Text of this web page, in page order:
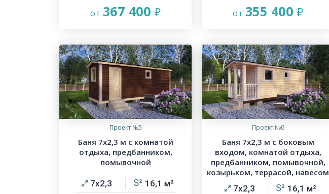
367 400 355 400
Проект №5
Баня 7х2,3 м с комнатой
отдыха, предбанником,
помывочной
7х2,3 16,1
Проект №6
Баня 7х2,3 м с боковым
входом, комнатой отдыха,
предбанником, помывочной,
козырьком, террасой, навесом
7х2,3
16,1